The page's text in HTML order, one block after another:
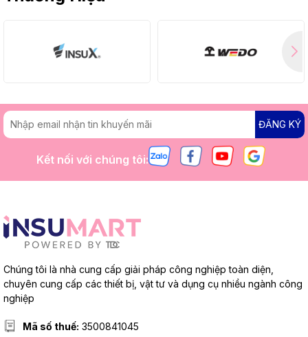
ĐĂNG KÝ
Kết nối với chúng tôi:
Chúng tôi là nhà cung cấp giải pháp công nghiệp toàn diện,
chuyên cung cấp các thiết bị, vật tư và dụng cụ nhiều ngành công
nghiệp
Mã số thuế: 3500841045